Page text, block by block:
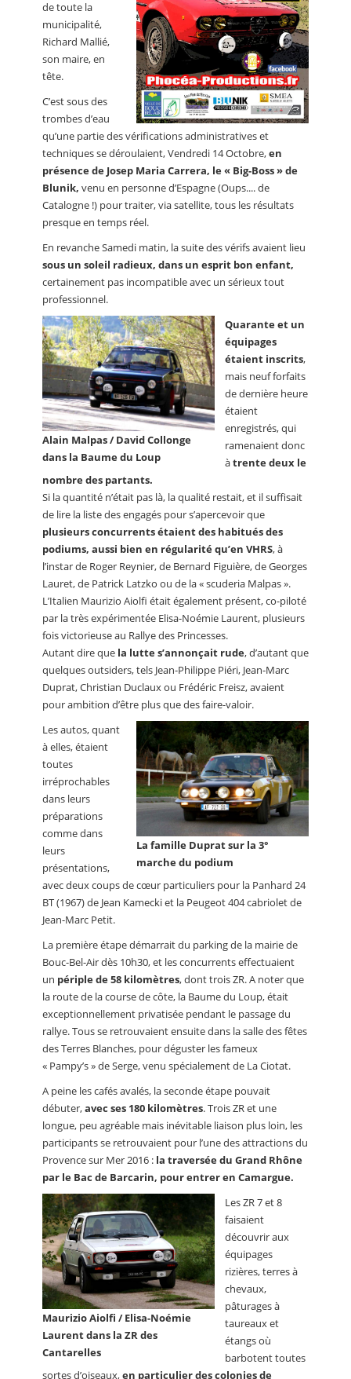
de toute la
municipalité,
Richard Mallié,
son maire, en
tête.
C’est sous des
trombes d’eau
qu’une partie des vérifications administratives et
techniques se déroulaient, Vendredi 14 Octobre,en
présence de Josep Maria Carrera, le « Big-Boss » de
Blunik, venu en personne d’Espagne (Oups.... de
Catalogne !) pour traiter, via satellite, tous les résultats
presque en temps réel.
En revanche Samedi matin, la suite des vérifs avaient lieu
sous un soleil radieux, dans un esprit bon enfant,
certainement pas incompatible avec un sérieux tout
professionnel.
Alain Malpas / David Collonge
dans la Baume du Loup
Quarante et un
équipages
étaient inscrits,
mais neuf forfaits
de dernière heure
étaient
enregistrés, qui
ramenaient donc
àtrente deux le
nombre des partants.
Si la quantité n’était pas là, la qualité restait, et il suffisait
de lire la liste des engagés pour s’apercevoir que
plusieurs concurrents étaient des habitués des
podiums, aussi bien en régularité qu’en VHRS, à
l’instar de Roger Reynier, de Bernard Figuière, de Georges
Lauret, de Patrick Latzko ou de la « scuderia Malpas ».
L’Italien Maurizio Aiolfi était également présent, co-piloté
par la très expérimentée Elisa-Noémie Laurent, plusieurs
fois victorieuse au Rallye des Princesses.
Autant dire que la lutte s’annonçait rude, d’autant que
quelques outsiders, tels Jean-Philippe Piéri, Jean-Marc
Duprat, Christian Duclaux ou Frédéric Freisz, avaient
pour ambition d’être plus que des faire-valoir.
La famille Duprat sur la 3°
marche du podium
Les autos, quant
à elles, étaient
toutes
irréprochables
dans leurs
préparations
comme dans
leurs
présentations,
avec deux coups de cœur particuliers pour la Panhard 24
BT (1967) de Jean Kamecki et la Peugeot 404 cabriolet de
Jean-Marc Petit.
La première étape démarrait du parking de la mairie de
Bouc-Bel-Air dès 10h30, et les concurrents effectuaient
un périple de 58 kilomètres, dont trois ZR. A noter que
la route de la course de côte, la Baume du Loup, était
exceptionnellement privatisée pendant le passage du
rallye. Tous se retrouvaient ensuite dans la salle des fêtes
des Terres Blanches, pour déguster les fameux
« Pampy’s » de Serge, venu spécialement de La Ciotat.
A peine les cafés avalés, la seconde étape pouvait
débuter,avec ses 180 kilomètres. Trois ZR et une
longue, peu agréable mais inévitable liaison plus loin, les
participants se retrouvaient pour l’une des attractions du
Provence sur Mer 2016 : la traversée du Grand Rhône
par le Bac de Barcarin, pour entrer en Camargue.
Maurizio Aiolfi / Elisa-Noémie
Laurent dans la ZR des
Cantarelles
Les ZR 7 et 8
faisaient
découvrir aux
équipages
rizières, terres à
chevaux,
pâturages à
taureaux et
étangs où
barbotent toutes
sortes d’oiseaux,en particulier des colonies de